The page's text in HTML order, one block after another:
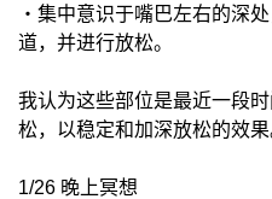
・集中意识于嘴巴左右的深
道，并进行放松。
我认为这些部位是最近一段
松，以稳定和加深放松的效果
1/26 晚上冥想